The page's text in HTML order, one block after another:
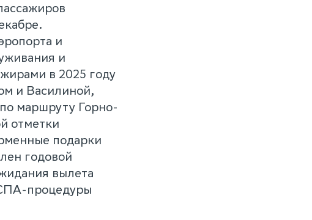
и
и
в 2025 году
и Василиной,
маршруту Горно-
отметки
подарки
годовой
вылета
процедуры